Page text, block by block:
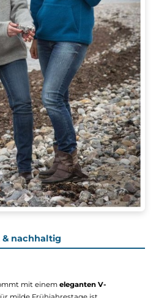
Mu-Caro
339,90 €*
Details